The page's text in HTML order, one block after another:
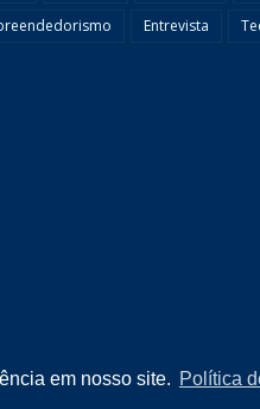
em nosso site. Política
Entrevista